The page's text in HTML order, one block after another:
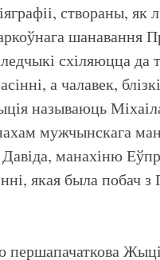
створаны, як
шанавання
схіляюцца да
а чалавек,
называюць
мужчынскага
манахіню
якая была побач з
першапачаткова